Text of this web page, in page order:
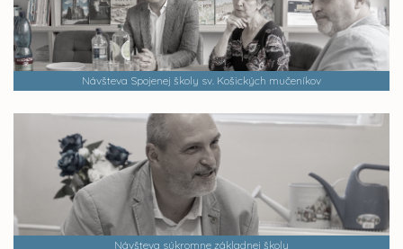
Návšteva Spojenej školy sv. Košických mučeníkov
Návšteva súkromne základnej školy